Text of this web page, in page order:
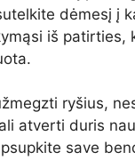
dėmesį į
iš patirties,
ryšius,
atverti duris
save